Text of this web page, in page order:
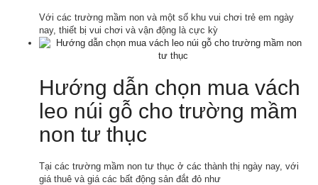
Với các trường mầm non và một số khu vui chơi trẻ em ngày
nay, thiết bị vui chơi và vận động là cực kỳ
Hướng dẫn chọn mua vách
leo núi gỗ cho trường mầm
non tư thục
Tại các trường mầm non tư thục ở các thành thị ngày nay, với
giá thuê và giá các bất động sản đắt đỏ như